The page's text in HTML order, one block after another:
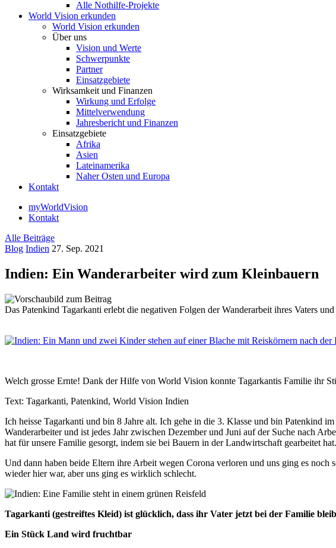
Alle Nothilfe-Projekte
World Vision erkunden
World Vision erkunden
Über uns
Vision und Werte
Schwerpunkte
Partner
Einsatzgebiete
Wirksamkeit und Finanzen
Wirkung und Erfolge
Mittelverwendung
Jahresbericht und Finanzen
Einsatzgebiete
Afrika
Asien
Lateinamerika
Naher Osten und Europa
Kontakt
myWorldVision
Kontakt
Alle Beiträge
Blog Indien 27. Sep. 2021
Indien: Ein Wanderarbeiter wird zum Kleinbauern
Das Patenkind Tagarkanti erlebt die negativen Folgen der Wanderarbeit ihres Vaters
Welch grosse Ernte! Dank der Hilfe von World Vision konnte Tagarkantis Familie ihr
Text: Tagarkanti, Patenkind, World Vision Indien
Ich heisse Tagarkanti und bin 8 Jahre alt. Ich gehe in die 3. Klasse und bin Patenkind
Wanderarbeiter und ist jedes Jahr zwischen Dezember und Juni auf der Suche nach
hat für unsere Familie gesorgt, indem sie bei Bauern in der Landwirtschaft gearbeitet
Und dann haben beide Eltern ihre Arbeit wegen Corona verloren und uns ging es
wieder hier war, aber uns ging es wirklich schlecht.
Tagarkanti (gestreiftes Kleid) ist glücklich, dass ihr Vater jetzt bei der Familie
Ein Stück Land wird fruchtbar